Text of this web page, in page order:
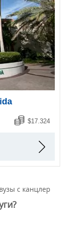
$17.324
с канцлер